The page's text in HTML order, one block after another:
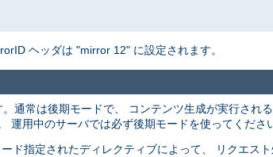
ヘッダは "mirror 12" に設定されます。
通常は後期モードで、 コンテンツ生成が実行され
運用中のサーバでは必ず後期モードを使ってくださ
ド指定されたディレクティブによって、 リクエス